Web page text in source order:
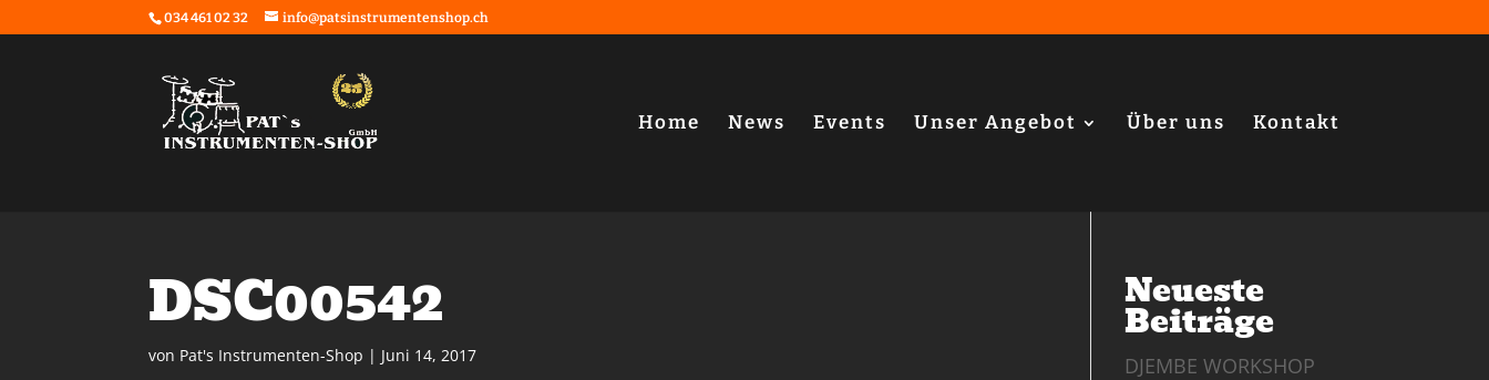
034 461 02 32 info@patsinstrumentenshop.ch
Home News Events Unser Angebot Über uns Kontakt
DSC00542
von Pat's Instrumenten-Shop | Juni 14, 2017
Neueste
Beiträge
DJEMBE WORKSHOP